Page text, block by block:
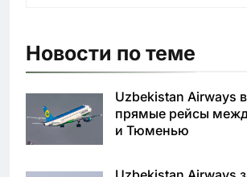
Новости по теме
Uzbekistan Airways
прямые рейсы
и Тюменью